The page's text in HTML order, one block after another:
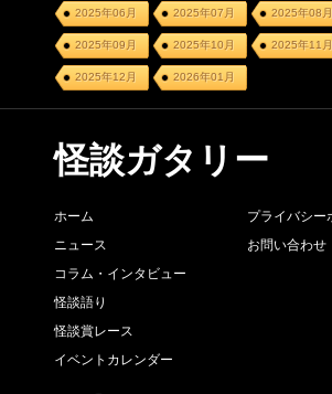
2025年06月 2025年07月 2025年08月
2025年09月 2025年10月 2025年11月
2025年12月 2026年01月
怪談ガタリー
ホーム
ニュース
コラム・インタビュー
怪談語り
怪談賞レース
イベントカレンダー
プライバシー
お問い合わせ